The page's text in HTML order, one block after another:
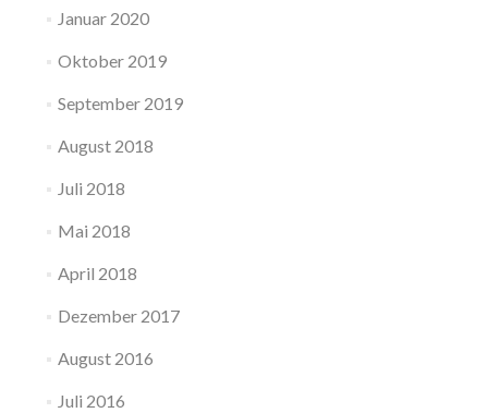
Januar 2020
Oktober 2019
September 2019
August 2018
Juli 2018
Mai 2018
April 2018
Dezember 2017
August 2016
Juli 2016